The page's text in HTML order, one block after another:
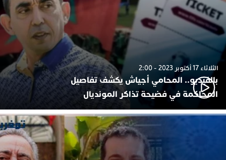
الثلاثاء 17 أكتوبر 2023 - 2:00
بالفيديو.. المحامي أجياش يكشف تفاصيل
المحاكمة في فضيحة تذاكر المونديال